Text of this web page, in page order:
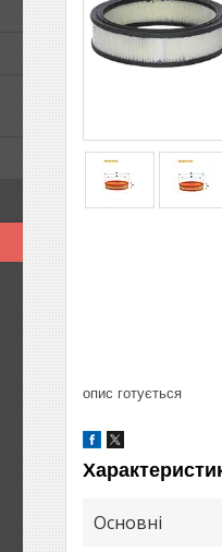
опис готується
Основні